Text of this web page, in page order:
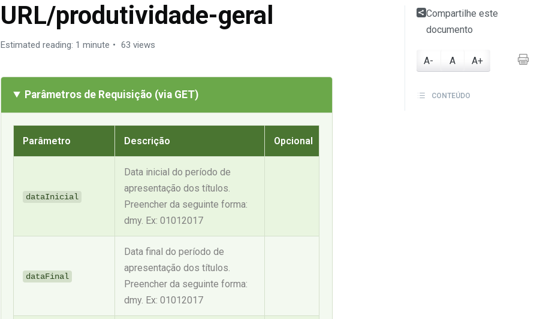
URL/produtividade-geral
Estimated reading: 1 minute 63 views
Parâmetros de Requisição (via GET)
Parâmetro Descrição Opcional
dataInicial
Data inicial do período de
apresentação dos títulos.
Preencher da seguinte forma:
dmy. Ex: 01012017
dataFinal
Data final do período de
apresentação dos títulos.
Preencher da seguinte forma:
dmy. Ex: 01012017
Compartilhe este
documento
A- A A+
CONTEÚDO